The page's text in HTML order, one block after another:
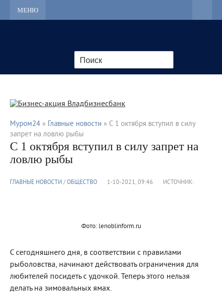
МЕНЮ
Муром24 » Главные новости » С 1 октября вступил в силу
запрет на ловлю рыбы
С 1 октября вступил в силу запрет на
ловлю рыбы
ГЛАВНЫЕ НОВОСТИ/ ОБЩЕСТВО 1-10-2021, 09:46 ИСТОЧНИК:
Фото: lenoblinform.ru
С сегодняшнего дня, в соответствии с правилами
рыболовства, начинают действовать ограничения для
любителей посидеть с удочкой. Теперь этого нельзя
делать на зимовальных ямах.